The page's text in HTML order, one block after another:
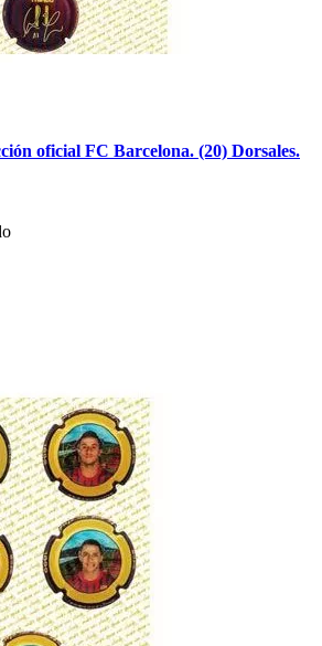
oficial FC Barcelona. (20) Dorsales.